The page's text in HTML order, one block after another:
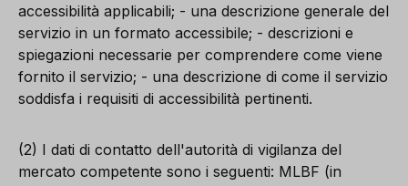
accessibilità applicabili; - una descrizione generale del
servizio in un formato accessibile; - descrizioni e
spiegazioni necessarie per comprendere come viene
fornito il servizio; - una descrizione di come il servizio
soddisfa i requisiti di accessibilità pertinenti.
(2) I dati di contatto dell'autorità di vigilanza del
mercato competente sono i seguenti: MLBF (in